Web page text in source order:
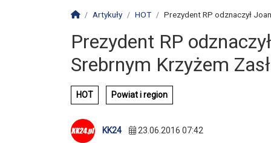
Strona główna
Artykuły HOT Prezydent RP odznaczył
Prezydent RP
Srebrnym Krzyżem
HOT Powiat i region
KK24 23.06.2016 07:42